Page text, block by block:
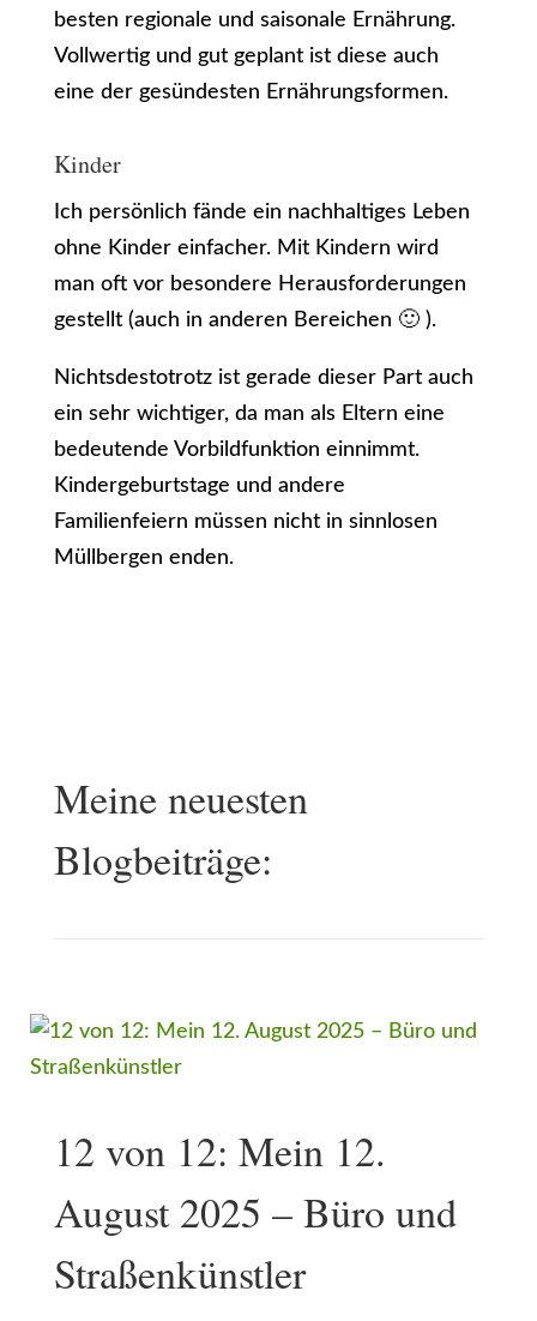
besten regionale und saisonale Ernährung.
Vollwertig und gut geplant ist diese auch
eine der gesündesten Ernährungsformen.
Kinder
Ich persönlich fände ein nachhaltiges Leben
ohne Kinder einfacher. Mit Kindern wird
man oft vor besondere Herausforderungen
gestellt (auch in anderen Bereichen 🙂 ).
Nichtsdestotrotz ist gerade dieser Part auch
ein sehr wichtiger, da man als Eltern eine
bedeutende Vorbildfunktion einnimmt.
Kindergeburtstage und andere
Familienfeiern müssen nicht in sinnlosen
Müllbergen enden.
Meine neuesten
Blogbeiträge:
12 von 12: Mein 12.
August 2025 – Büro und
Straßenkünstler